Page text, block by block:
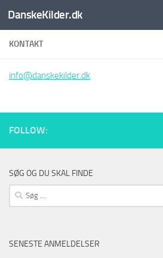
Skip to content
DanskeKilder.dk
KONTAKT
info@danskekilder.dk
FOLLOW:
SØG OG DU SKAL FINDE
Søg
efter:
SENESTE ANMELDELSER